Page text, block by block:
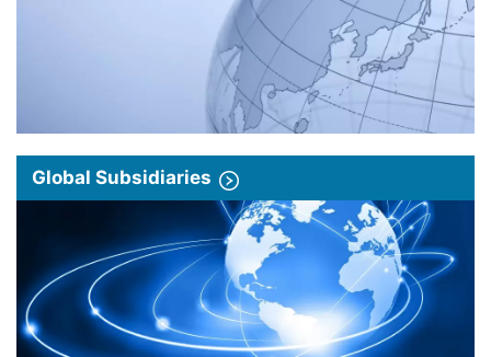
Global Subsidiaries